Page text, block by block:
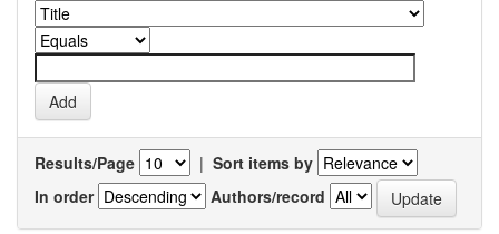
Results/Page | Sort items by
In order
Authors/record